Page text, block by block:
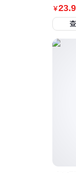
￥23